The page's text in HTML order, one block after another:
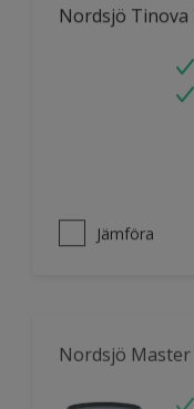
Nordsjö
Jämföra